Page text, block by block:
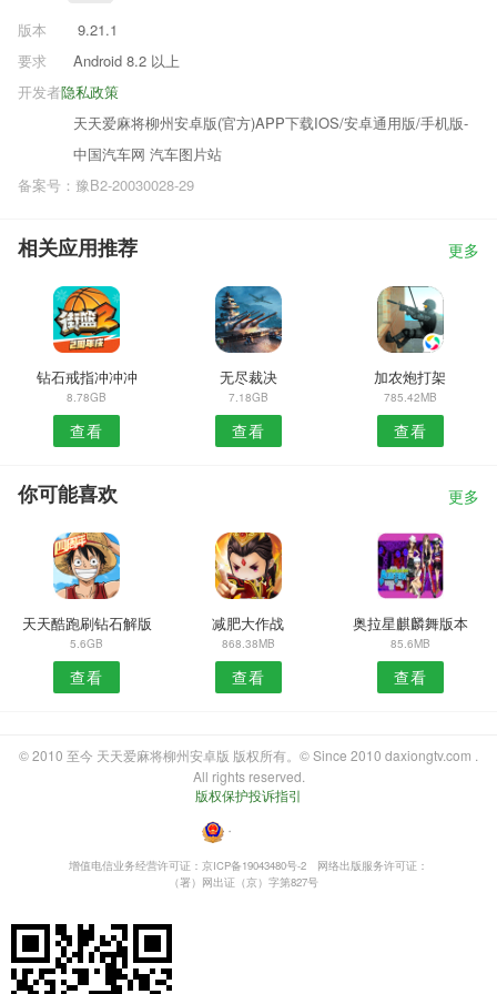
版本
9.21.1
要求
Android 8.2 以上
隐私政策
开发者
天天爱麻将柳州安卓版(官方)APP下载IOS/安卓通用版/手机版-
中国汽车网 汽车图片站
备案号：豫B2-20030028-29
相关应用推荐 更多
钻石戒指冲冲冲
8.78GB
查看
无尽裁决
7.18GB
查看
加农炮打架
785.42MB
查看
你可能喜欢 更多
天天酷跑刷钻石解版
5.6GB
查看
减肥大作战
868.38MB
查看
奥拉星麒麟舞版本
85.6MB
查看
© 2010 至今 天天爱麻将柳州安卓版 版权所有。© Since 2010 daxiongtv.com .
All rights reserved.
版权保护投诉指引
・
增值电信业务经营许可证：京ICP备19043480号-2
网络出版服务许可证：
（署）网出证（京）字第827号